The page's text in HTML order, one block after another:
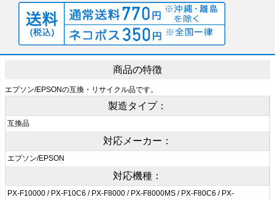
商品の特徴
エプソン/EPSONの互換・リサイクル品です。
製造タイプ：
互換品
対応メーカー：
エプソン/EPSON
対応機種：
PX-F10000 / PX-F10C6 / PX-F8000 / PX-F8000MS / PX-F80C6 / PX-